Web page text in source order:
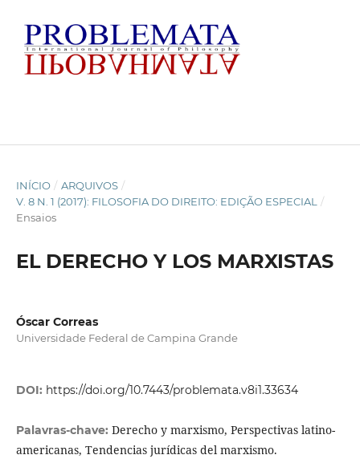
INÍCIO / ARQUIVOS /
V. 8 N. 1 (2017): FILOSOFIA DO DIREITO: EDIÇÃO ESPECIAL
/
Ensaios
EL DERECHO Y LOS MARXISTAS
Óscar Correas
Universidade Federal de Campina Grande
DOI: https://doi.org/10.7443/problemata.v8i1.33634
Palavras-chave: Derecho y marxismo, Perspectivas latino-
americanas, Tendencias jurídicas del marxismo.